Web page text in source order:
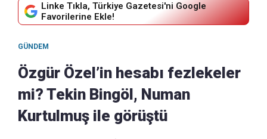
Linke Tıkla, Türkiye Gazetesi'ni Google
Favorilerine Ekle!
GÜNDEM
Özgür Özel’in hesabı fezlekeler
mi? Tekin Bingöl, Numan
Kurtulmuş ile görüştü